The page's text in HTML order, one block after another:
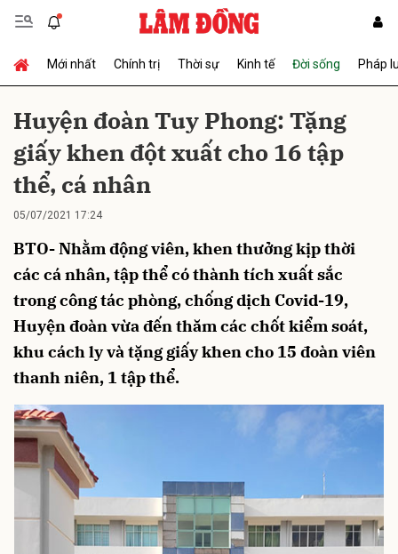
Mới nhất Chính trị Thời sự Kinh tế Đời sống Pháp
Huyện đoàn Tuy Phong: Tặng
giấy khen đột xuất cho 16 tập
thể, cá nhân
05/07/2021 17:24
BTO- Nhằm động viên, khen thưởng kịp thời
các cá nhân, tập thể có thành tích xuất sắc
trong công tác phòng, chống dịch Covid-19,
Huyện đoàn vừa đến thăm các chốt kiểm soát,
khu cách ly và tặng giấy khen cho 15 đoàn viên
thanh niên, 1 tập thể.
Gửi bình luận
Hủy